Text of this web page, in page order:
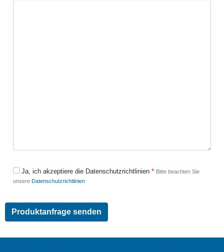
Ja, ich akzeptiere die Datenschutzrichtlinien
Bitte beachten Sie
unsere Datenschutzrichtlinien